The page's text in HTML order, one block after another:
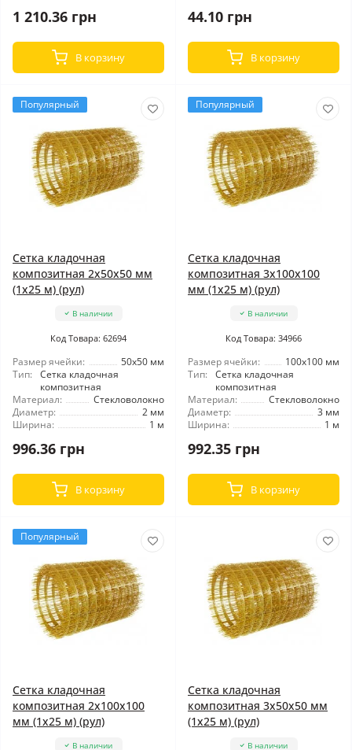
1 210.36 грн
В корзину
44.10 грн
В корзину
Популярный
Сетка кладочная
композитная 2x50x50 мм
(1x25 м) (рул)
В наличии
Код Товара: 62694
Размер ячейки:
50x50 мм
Тип:
Сетка кладочная
композитная
Материал:
Стекловолокно
Диаметр:
2 мм
Ширина:
1 м
996.36 грн
В корзину
Популярный
Сетка кладочная
композитная 3x100x100
мм (1x25 м) (рул)
В наличии
Код Товара: 34966
Размер ячейки:
100x100 мм
Тип:
Сетка кладочная
композитная
Материал:
Стекловолокно
Диаметр:
3 мм
Ширина:
1 м
992.35 грн
В корзину
Популярный
Сетка кладочная
композитная 2x100x100
мм (1x25 м) (рул)
В наличии
Сетка кладочная
композитная 3x50x50 мм
(1x25 м) (рул)
В наличии